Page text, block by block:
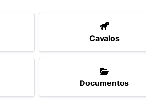
Cavalos
Documentos